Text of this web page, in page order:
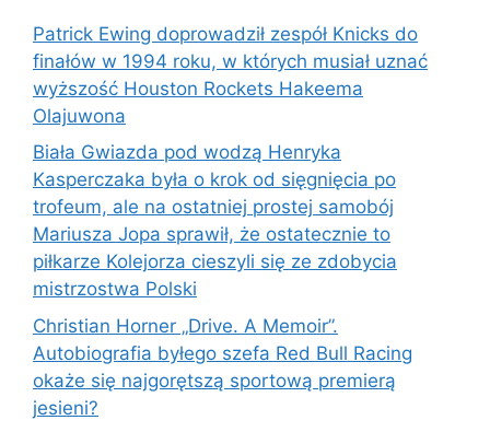
Patrick Ewing doprowadził zespół Knicks do
finałów w 1994 roku, w których musiał uznać
wyższość Houston Rockets Hakeema
Olajuwona
Biała Gwiazda pod wodzą Henryka
Kasperczaka była o krok od sięgnięcia po
trofeum, ale na ostatniej prostej samobój
Mariusza Jopa sprawił, że ostatecznie to
piłkarze Kolejorza cieszyli się ze zdobycia
mistrzostwa Polski
Christian Horner „Drive. A Memoir”.
Autobiografia byłego szefa Red Bull Racing
okaże się najgorętszą sportową premierą
jesieni?